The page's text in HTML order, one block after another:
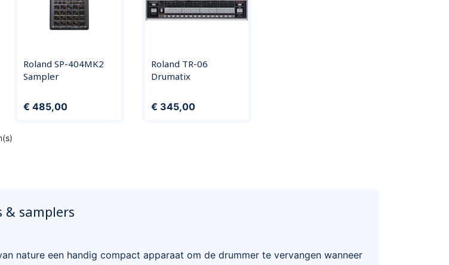
Roland SP-404MK2
Sampler
Prijs
€ 485,00
Roland TR-06
Drumatix
Prijs
€ 345,00
& samplers
nature een handig compact apparaat om de drummer te vervangen wanneer